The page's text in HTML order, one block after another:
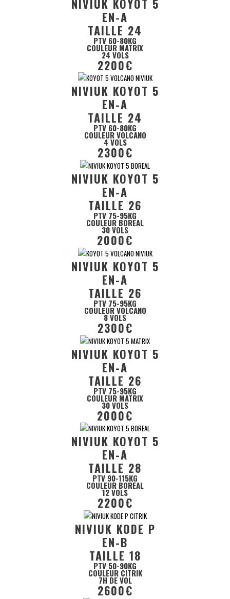
NIVIUK KOYOT 5
EN-A
TAILLE 24
PTV 60-80KG
COULEUR MATRIX
24 VOLS
2200€
NIVIUK KOYOT 5
EN-A
TAILLE 24
PTV 60-80KG
COULEUR VOLCANO
4 VOLS
2300€
NIVIUK KOYOT 5
EN-A
TAILLE 26
PTV 75-95KG
COULEUR BOREAL
30 VOLS
2000€
NIVIUK KOYOT 5
EN-A
TAILLE 26
PTV 75-95KG
COULEUR VOLCANO
8 VOLS
2300€
NIVIUK KOYOT 5
EN-A
TAILLE 26
PTV 75-95KG
COULEUR MATRIX
30 VOLS
2000€
NIVIUK KOYOT 5
EN-A
TAILLE 28
PTV 90-115KG
COULEUR BOREAL
12 VOLS
2200€
NIVIUK KODE P
EN-B
TAILLE 18
PTV 50-90KG
COULEUR CITRIK
7H DE VOL
2600€